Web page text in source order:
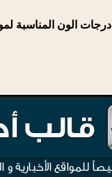
درجات الون المناسبة